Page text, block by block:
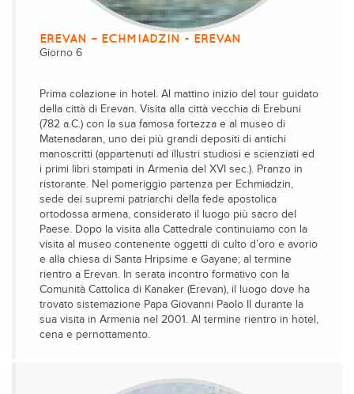
EREVAN – ECHMIADZIN - EREVAN
Giorno 6
Prima colazione in hotel. Al mattino inizio del tour guidato
della città di Erevan. Visita alla città vecchia di Erebuni
(782 a.C.) con la sua famosa fortezza e al museo di
Matenadaran, uno dei più grandi depositi di antichi
manoscritti (appartenuti ad illustri studiosi e scienziati ed
i primi libri stampati in Armenia del XVI sec.). Pranzo in
ristorante. Nel pomeriggio partenza per Echmiadzin,
sede dei supremi patriarchi della fede apostolica
ortodossa armena, considerato il luogo più sacro del
Paese. Dopo la visita alla Cattedrale continuiamo con la
visita al museo contenente oggetti di culto d’oro e avorio
e alla chiesa di Santa Hripsime e Gayane; al termine
rientro a Erevan. In serata incontro formativo con la
Comunità Cattolica di Kanaker (Erevan), il luogo dove ha
trovato sistemazione Papa Giovanni Paolo II durante la
sua visita in Armenia nel 2001. Al termine rientro in hotel,
cena e pernottamento.